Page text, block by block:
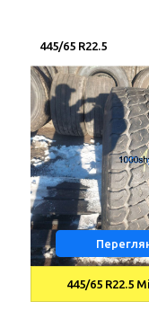
445/65 R22.5
445/65 R22.5